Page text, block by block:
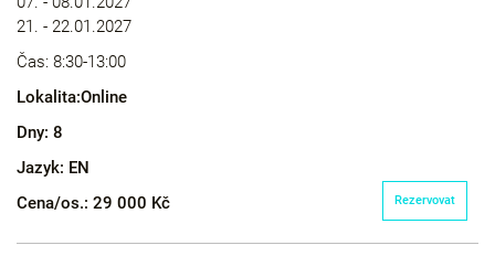
21. - 22.01.2027
Čas: 8:30-13:00
Lokalita:Online
Dny: 8
Jazyk: EN
Cena/os.: 29 000 Kč Rezervovat